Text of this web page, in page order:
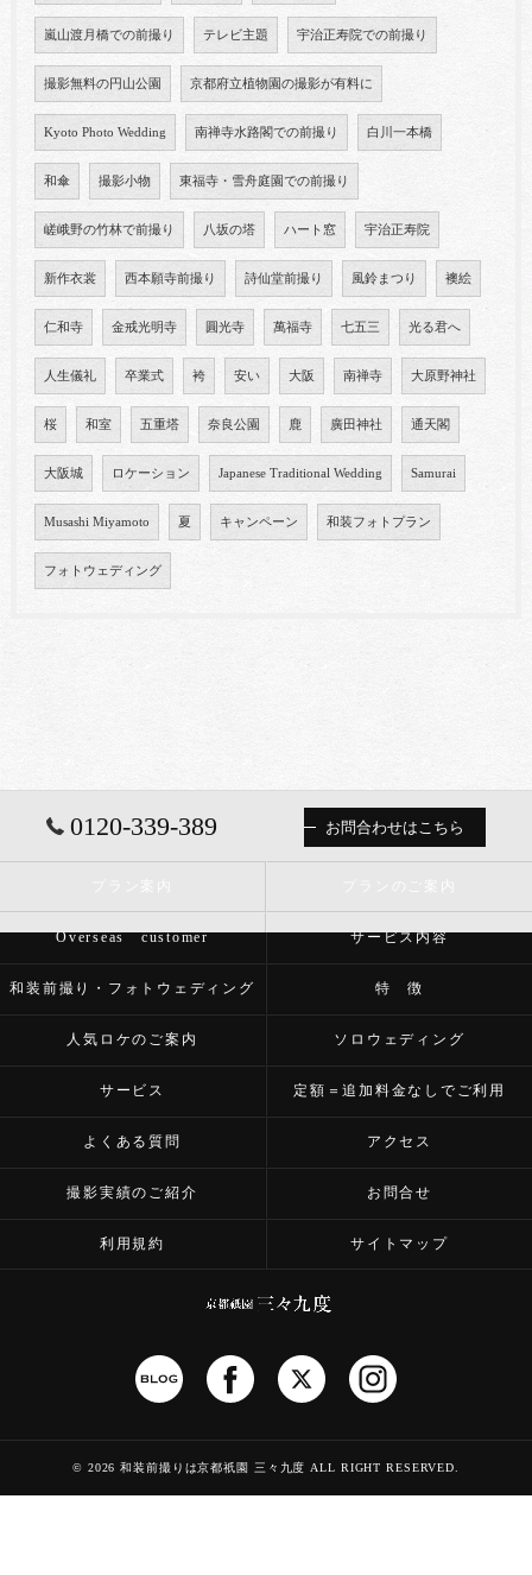
嵐山渡月橋での前撮り テレビ主題 宇治正寿院での前撮り
撮影無料の円山公園 京都府立植物園の撮影が有料に
Kyoto Photo Wedding 南禅寺水路閣での前撮り 白川一本橋
和傘 撮影小物 東福寺・雪舟庭園での前撮り
嵯峨野の竹林で前撮り 八坂の塔 ハート窓 宇治正寿院
新作衣裳 西本願寺前撮り 詩仙堂前撮り 風鈴まつり 襖絵
仁和寺 金戒光明寺 圓光寺 萬福寺 七五三 光る君へ
人生儀礼 卒業式 袴 安い 大阪 南禅寺 大原野神社
桜 和室 五重塔 奈良公園 鹿 廣田神社 通天閣
大阪城 ロケーション Japanese Traditional Wedding Samurai
Musashi Miyamoto 夏 キャンペーン 和装フォトプラン
フォトウェディング
0120-339-389 お問合わせはこちら
Overseas customer サービス内容
和装前撮り・フォトウェディング 特 徴
人気ロケのご案内 ソロウェディング
サービス 定額＝追加料金なしでご利用
よくある質問 アクセス
撮影実績のご紹介 お問合せ
利用規約 サイトマップ
© 2026 和装前撮りは京都祇園 三々九度 ALL RIGHT RESERVED.